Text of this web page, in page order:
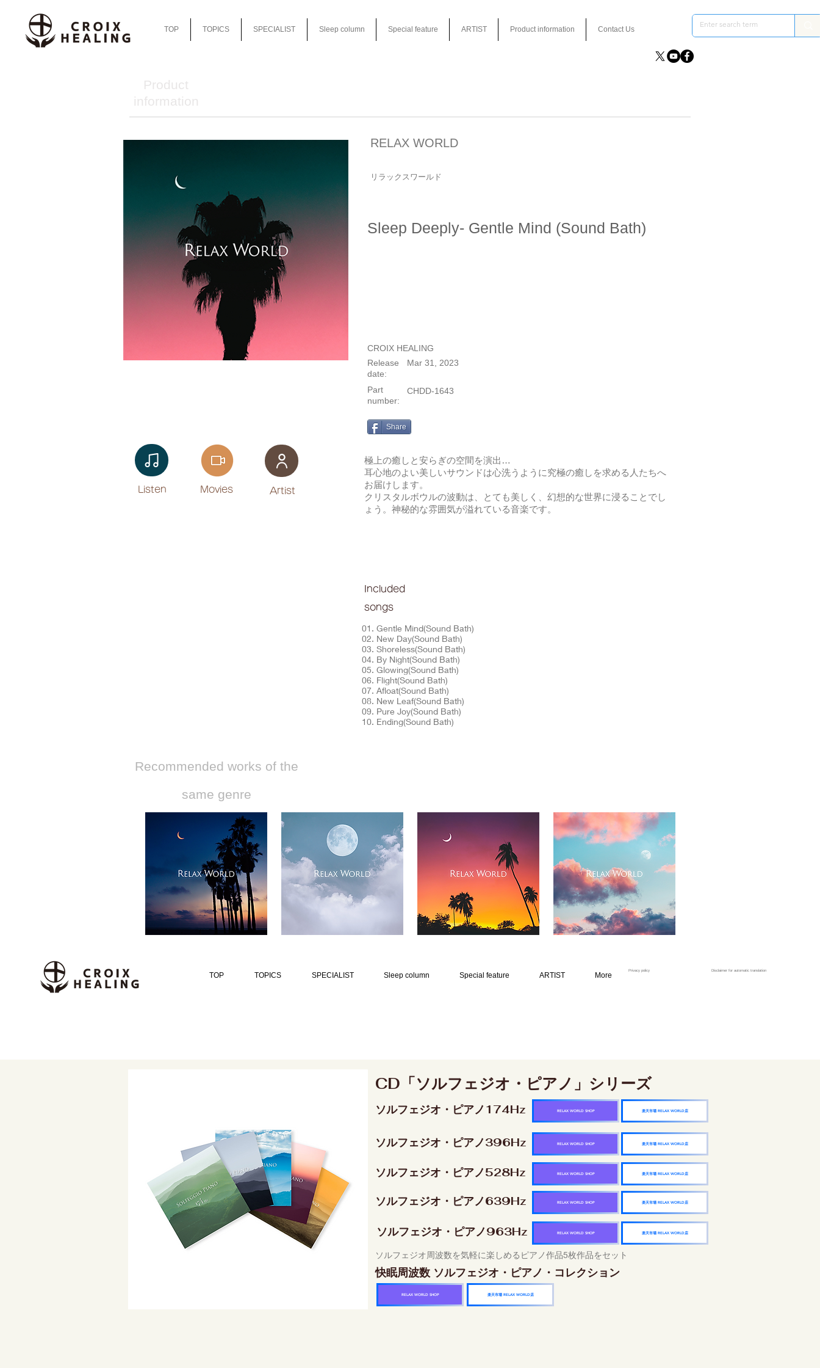
TOP TOPICS SPECIALIST Sleep column Special feature ARTIST Product information Contact Us
Product
information
Listen​ Movies ​Artist
RELAX WORLD
リラックスワールド
Sleep Deeply- Gentle Mind (Sound Bath)
CROIX HEALING
Mar 31, 2023
Release
date:
Part
number:
CHDD-1643
Share
極上の癒しと安らぎの空間を演出…
耳心地のよい美しいサウンドは心洗うように究極の癒しを求める人たちへ
お届けします。
クリスタルボウルの波動は、とても美しく、幻想的な世界に浸ることでし
ょう。神秘的な雰囲気が溢れている音楽です。
Included
songs
01. Gentle Mind(Sound Bath)
02. New Day(Sound Bath)
03. Shoreless(Sound Bath)
04. By Night(Sound Bath)
05. Glowing(Sound Bath)
06. Flight(Sound Bath)
07. Afloat(Sound Bath)
08. New Leaf(Sound Bath)
09. Pure Joy(Sound Bath)
10. Ending(Sound Bath)
​Recommended works of the
same genre
TOP TOPICS SPECIALIST Sleep column Special feature ARTIST More
Privacy policy Disclaimer for automatic translation
CD「ソルフェジオ・ピアノ」シリーズ
ソルフェジオ・ピアノ174Hz 楽天市場 RELAX WORLD店
RELAX WORLD SHOP
ソルフェジオ・ピアノ396Hz 楽天市場 RELAX WORLD店
RELAX WORLD SHOP
ソルフェジオ・ピアノ528Hz 楽天市場 RELAX WORLD店
RELAX WORLD SHOP
ソルフェジオ・ピアノ639Hz 楽天市場 RELAX WORLD店
RELAX WORLD SHOP
ソルフェジオ・ピアノ963Hz 楽天市場 RELAX WORLD店
RELAX WORLD SHOP
ソルフェジオ周波数を気軽に楽しめるピアノ作品5枚作品をセット
快眠周波数 ソルフェジオ・ピアノ・コレクション
RELAX WORLD SHOP 楽天市場 RELAX WORLD店